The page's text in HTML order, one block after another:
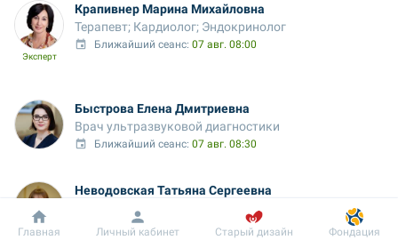
Эксперт
Крапивнер Марина Михайловна
Терапевт; Кардиолог; Эндокринолог
Ближайший сеанс: 07 авг. 08:00
Быстрова Елена Дмитриевна
Врач ультразвуковой диагностики
Ближайший сеанс: 07 авг. 08:30
Неводовская Татьяна Сергеевна
Эндокринолог; Врач ультразвуковой диагностики;
Эндокринолог детский
Ближайший сеанс: 07 авг. 08:30
Добробут Информация Пациенту
Главная Личный кабинет Старый дизайн Фондация